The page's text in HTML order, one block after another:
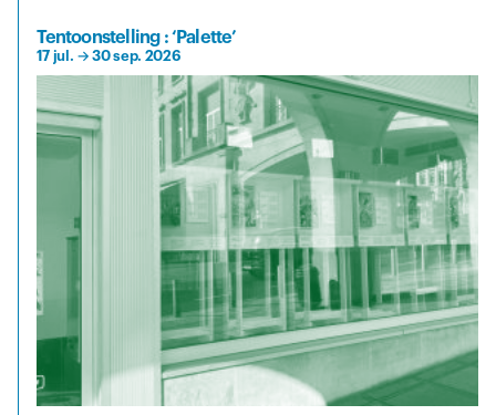
Tentoonstelling : ‘Palette’
17 jul. →30 sep. 2026